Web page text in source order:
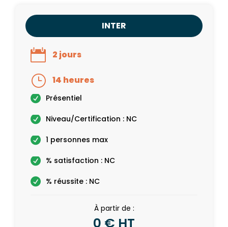
INTER
2 jours
14 heures
Présentiel
Niveau/Certification : NC
1 personnes max
% satisfaction : NC
% réussite : NC
À partir de :
0 € HT